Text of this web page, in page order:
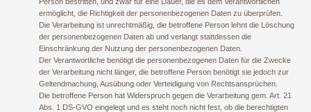
ermöglicht, die Richtigkeit der personenbezogenen Daten zu überprüfen.
Die Verarbeitung ist unrechtmäßig, die betroffene Person lehnt die Löschung
der personenbezogenen Daten ab und verlangt stattdessen die
Einschränkung der Nutzung der personenbezogenen Daten.
Der Verantwortliche benötigt die personenbezogenen Daten für die Zwecke
der Verarbeitung nicht länger, die betroffene Person benötigt sie jedoch zur
Geltendmachung, Ausübung oder Verteidigung von Rechtsansprüchen.
Die betroffene Person hat Widerspruch gegen die Verarbeitung gem. Art. 21
Abs. 1 DS-GVO eingelegt und es steht noch nicht fest, ob die berechtigten